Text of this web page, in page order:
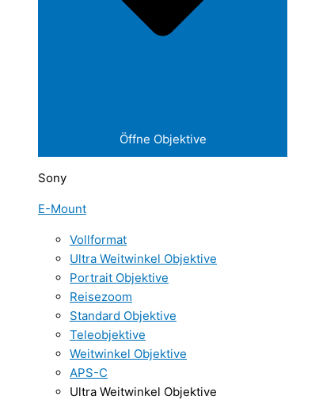
Öffne Objektive
Sony
E-Mount
Vollformat
Ultra Weitwinkel Objektive
Portrait Objektive
Reisezoom
Standard Objektive
Teleobjektive
Weitwinkel Objektive
APS-C
Ultra Weitwinkel Objektive